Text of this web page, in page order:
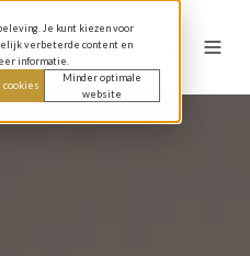
Je kunt kiezen voor
verbeterde content en
informatie.
cookies
Minder optimale
website